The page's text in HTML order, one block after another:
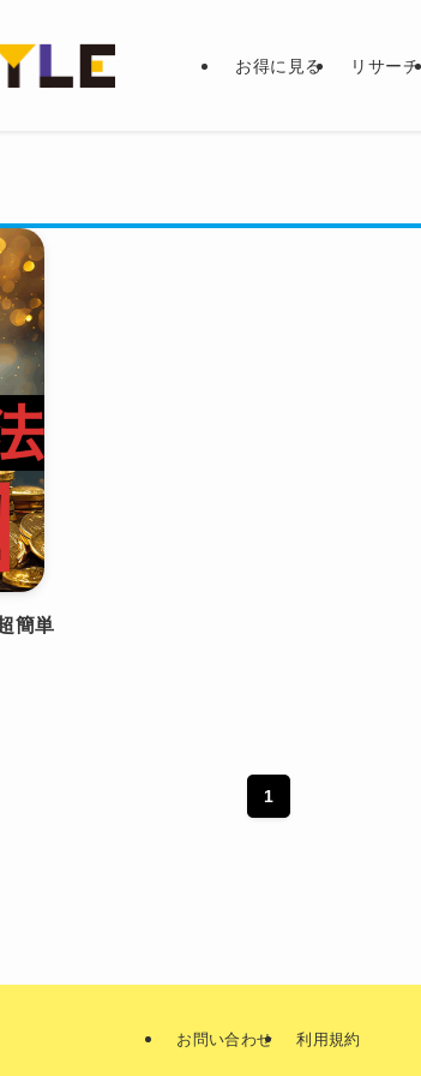
お得に見る リサーチ
簡単
1
お問い合わせ 利用規約